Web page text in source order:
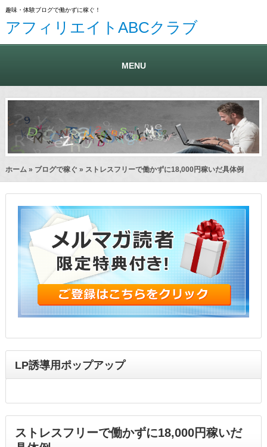
趣味・体験ブログで働かずに稼ぐ！
アフィリエイトABCクラブ
MENU
ホーム » ブログで稼ぐ» ストレスフリーで働かずに18,000円稼いだ具体例
LP誘導用ポップアップ
ストレスフリーで働かずに18,000円稼いだ